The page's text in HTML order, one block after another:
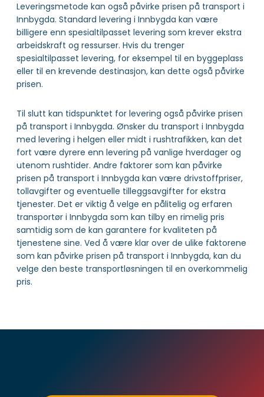
Leveringsmetode kan også påvirke prisen på transport i
Innbygda. Standard levering i Innbygda kan være
billigere enn spesialtilpasset levering som krever ekstra
arbeidskraft og ressurser. Hvis du trenger
spesialtilpasset levering, for eksempel til en byggeplass
eller til en krevende destinasjon, kan dette også påvirke
prisen.
Til slutt kan tidspunktet for levering også påvirke prisen
på transport i Innbygda. Ønsker du transport i Innbygda
med levering i helgen eller midt i rushtrafikken, kan det
fort være dyrere enn levering på vanlige hverdager og
utenom rushtider. Andre faktorer som kan påvirke
prisen på transport i Innbygda kan være drivstoffpriser,
tollavgifter og eventuelle tilleggsavgifter for ekstra
tjenester. Det er viktig å velge en pålitelig og erfaren
transportør i Innbygda som kan tilby en rimelig pris
samtidig som de kan garantere for kvaliteten på
tjenestene sine. Ved å være klar over de ulike faktorene
som kan påvirke prisen på transport i Innbygda, kan du
velge den beste transportløsningen til en overkommelig
pris.